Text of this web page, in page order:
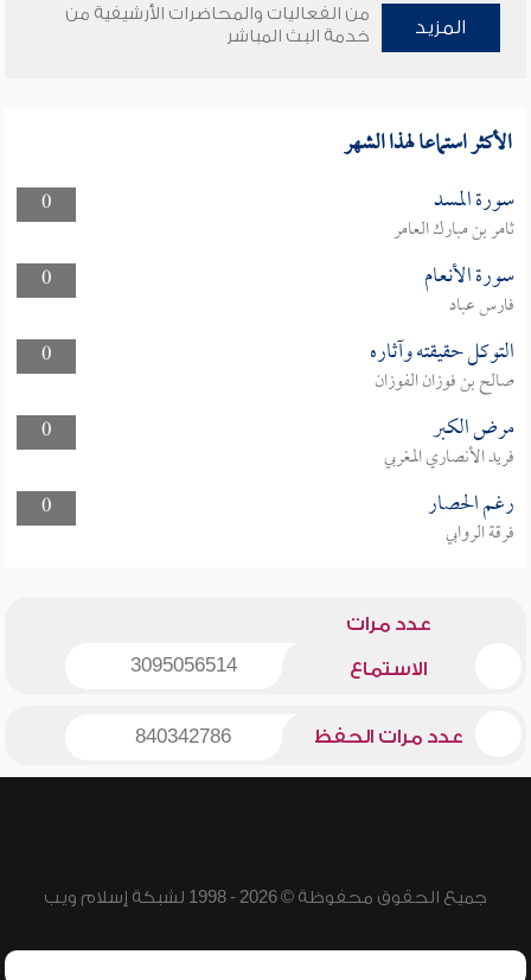
المزيد
من الفعاليات والمحاضرات الأرشيفية من
خدمة البث المباشر
الأكثر استماعا لهذا الشهر
0 سورة المسد
ثامر بن مبارك العامر
0
سورة الأنعام
فارس عباد
0
التوكل حقيقته وآثاره
صالح بن فوزان الفوزان
0
مرض الكبر
فريد الأنصاري المغربي
0
رغم الحصار
فرقة الروابي
عدد مرات
الاستماع 3095056514
عدد مرات الحفظ 840342786
جميع الحقوق محفوظة © 2026 - 1998 لشبكة إسلام ويب